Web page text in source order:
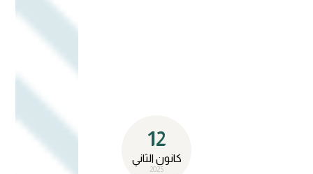
النفسي في دعم البيئة الجامعية المستدامة. التفاعل مع زوار
المهرجان وطرح نماذج من أنشطة الشعبة الهادفة. الأنشطة
التي قدّمتها الشعبة في االبوث: 1. بوث توعوي تعريفي يحتوي
التربوي. تعريف بمهام الشعبة وأنشطتها الموجهة للطلبة.
عبارات تحفيزية ونصائح للحفاظ على الصحة النفسية. دراسات
حالة حول ( اثر بر الوالدين على النجاح في الحياة، لاللتنمر الالكتروني،
دور وسائل الاعلام في الحد من التطرف الفكري، العنف ضد كبار
12
كانون الثاني
2025